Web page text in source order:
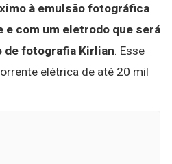
à emulsão fotográfica
e com um eletrodo que será
de fotografia Kirlian. Esse
elétrica de até 20 mil